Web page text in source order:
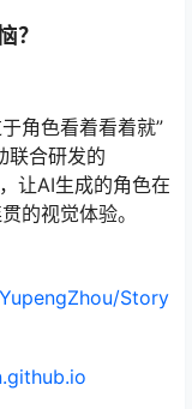
？
角色看着看着就”
联合研发的
让AI生成的角色在
的视觉体验。
Story